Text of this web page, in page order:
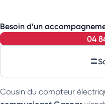
Besoin d’un
04
Cousin du compteur